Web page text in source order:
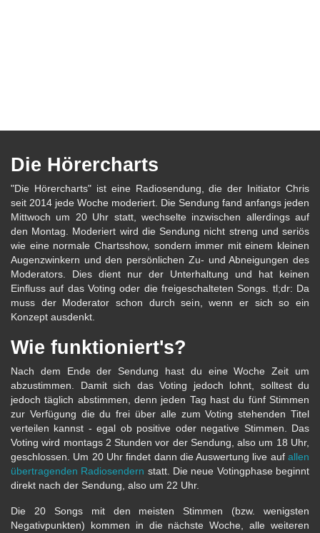
Die Hörercharts
"Die Hörercharts" ist eine Radiosendung, die der Initiator Chris
seit 2014 jede Woche moderiert. Die Sendung fand anfangs jeden
Mittwoch um 20 Uhr statt, wechselte inzwischen allerdings auf
den Montag. Moderiert wird die Sendung nicht streng und seriös
wie eine normale Chartsshow, sondern immer mit einem kleinen
Augenzwinkern und den persönlichen Zu- und Abneigungen des
Moderators. Dies dient nur der Unterhaltung und hat keinen
Einfluss auf das Voting oder die freigeschalteten Songs. tl;dr: Da
muss der Moderator schon durch sein, wenn er sich so ein
Konzept ausdenkt.
Wie funktioniert's?
Nach dem Ende der Sendung hast du eine Woche Zeit um
abzustimmen. Damit sich das Voting jedoch lohnt, solltest du
jedoch täglich abstimmen, denn jeden Tag hast du fünf Stimmen
zur Verfügung die du frei über alle zum Voting stehenden Titel
verteilen kannst - egal ob positive oder negative Stimmen. Das
Voting wird montags 2 Stunden vor der Sendung, also um 18 Uhr,
geschlossen. Um 20 Uhr findet dann die Auswertung live auf allen
übertragenden Radiosendern statt. Die neue Votingphase beginnt
direkt nach der Sendung, also um 22 Uhr.
Die 20 Songs mit den meisten Stimmen (bzw. wenigsten
Negativpunkten) kommen in die nächste Woche, alle weiteren